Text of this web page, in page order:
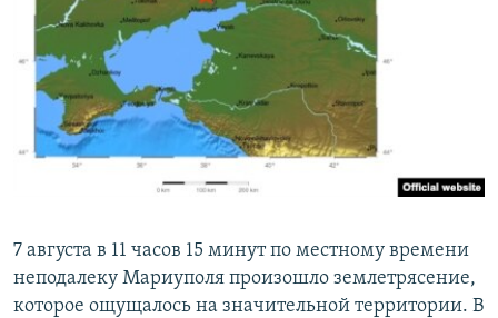
7 августа в 11 часов 15 минут по местному времени
неподалеку Мариуполя произошло землетрясение,
которое ощущалось на значительной территории. В